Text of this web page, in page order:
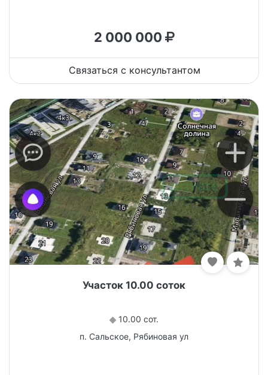
2 000 000
Связаться с консультантом
Участок 10.00 соток
10.00 сот.
п. Сальское, Рябиновая ул